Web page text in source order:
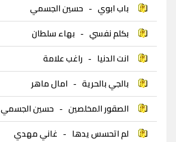
باب ابوي - حسين الجسمي
بكلم نفسي - بهاء سلطان
انت الدنيا - راغب علامة
بالجي بالحرية - امال ماهر
الصقور المخلصين - حسين الجسمي
لم اتحسس يدها - غاني مهدي